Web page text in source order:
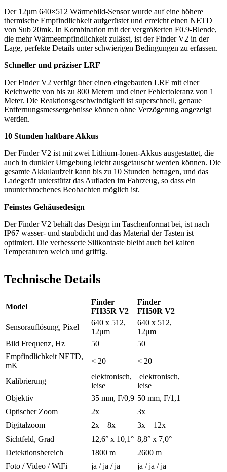
Der 12µm 640×512 Wärmebild-Sensor wurde auf eine höhere
thermische Empfindlichkeit aufgerüstet und erreicht einen NETD
von Sub 20mk. In Kombination mit der vergrößerten F0.9-Blende,
die mehr Wärmeempfindlichkeit zulässt, ist der Finder V2 in der
Lage, perfekte Details unter schwierigen Bedingungen zu erfassen.
Schneller und präziser LRF
Der Finder V2 verfügt über einen eingebauten LRF mit einer
Reichweite von bis zu 800 Metern und einer Fehlertoleranz von 1
Meter. Die Reaktionsgeschwindigkeit ist superschnell, genaue
Entfernungsmessergebnisse können ohne Verzögerung angezeigt
werden.
10 Stunden haltbare Akkus
Der Finder V2 ist mit zwei Lithium-Ionen-Akkus ausgestattet, die
auch in dunkler Umgebung leicht ausgetauscht werden können. Die
gesamte Akkulaufzeit kann bis zu 10 Stunden betragen, und das
Ladegerät unterstützt das Aufladen im Fahrzeug, so dass ein
ununterbrochenes Beobachten möglich ist.
Feinstes Gehäusedesign
Der Finder V2 behält das Design im Taschenformat bei, ist nach
IP67 wasser- und staubdicht und das Material der Tasten ist
optimiert. Die verbesserte Silikontaste bleibt auch bei kalten
Temperaturen weich und griffig.
Technische Details
Model
Finder
FH35R V2
Finder
FH50R V2
Sensorauflösung, Pixel
640 x 512,
12μm
640 x 512,
12μm
Bild Frequenz, Hz
50
50
Empfindlichkeit NETD,
mK
< 20 < 20
Kalibrierung
elektronisch,
leise
elektronisch,
leise
Objektiv
35 mm, F/0,9 50 mm, F/1,1
Optischer Zoom
2x
3x
Digitalzoom
2x – 8x
3x – 12x
Sichtfeld, Grad
12,6° х 10,1° 8,8° х 7,0°
Detektionsbereich
1800 m
2600 m
Foto / Video / WiFi
ja / ja / ja
ja / ja / ja